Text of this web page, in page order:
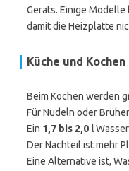
Geräts. Einige
damit die Heizplatte
Küche und
Beim Kochen werden
Für Nudeln oder
Ein 1,7 bis 2,0 l
Der Nachteil ist mehr
Eine Alternative ist,